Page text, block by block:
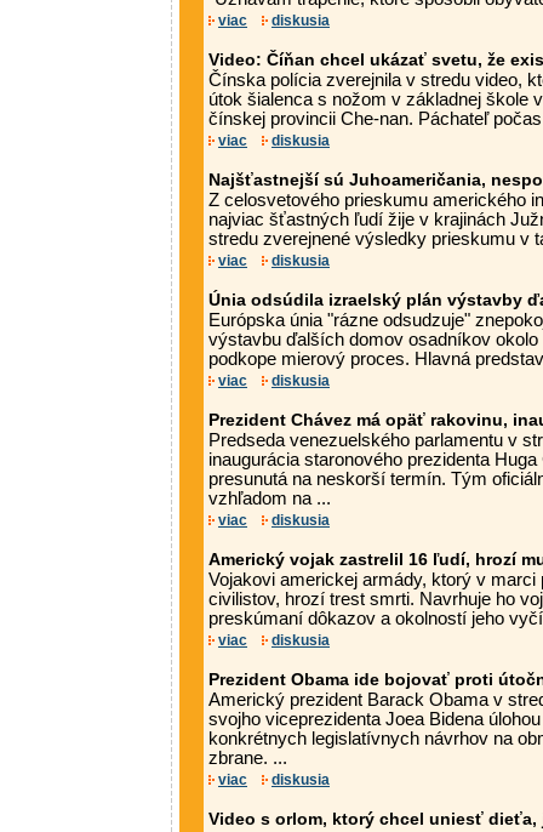
viac diskusia
Video: Číňan chcel ukázať svetu, že
Čínska polícia zverejnila v stredu video,
útok šialenca s nožom v základnej škole
čínskej provincii Che-nan. Páchateľ
viac diskusia
Najšťastnejší sú Juhoameričania,
Z celosvetového prieskumu amerického
najviac šťastných ľudí žije v krajinách
stredu zverejnené výsledky prieskumu v
viac diskusia
Únia odsúdila izraelský plán výstavby
Európska únia "rázne odsudzuje"
výstavbu ďalších domov osadníkov
podkope mierový proces. Hlavná
viac diskusia
Prezident Chávez má opäť rakovinu,
Predseda venezuelského parlamentu v
inaugurácia staronového prezidenta
presunutá na neskorší termín. Tým
vzhľadom na ...
viac diskusia
Americký vojak zastrelil 16 ľudí, hrozí
Vojakovi americkej armády, ktorý v marci
civilistov, hrozí trest smrti. Navrhuje ho
preskúmaní dôkazov a okolností jeho
viac diskusia
Prezident Obama ide bojovať proti
Americký prezident Barack Obama v
svojho viceprezidenta Joea Bidena
konkrétnych legislatívnych návrhov na
zbrane. ...
viac diskusia
Video s orlom, ktorý chcel uniesť dieťa,